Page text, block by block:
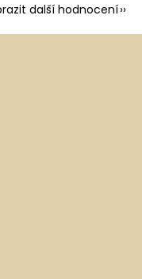
další hodnocení